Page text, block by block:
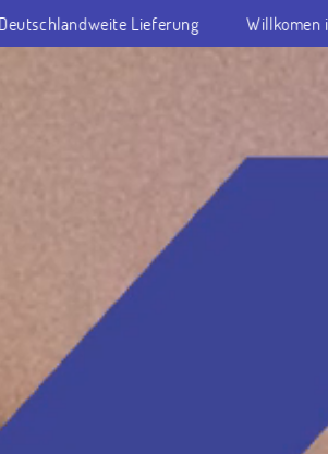
Willkomen im Cookie Himmel! |